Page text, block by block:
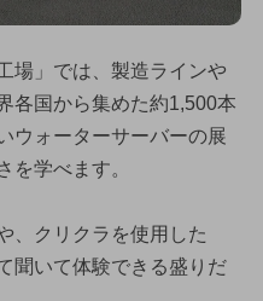
場」では、製造ラインや
各国から集めた約1,500本
ウォーターサーバーの展
を学べます。
、クリクラを使用した
聞いて体験できる盛りだ